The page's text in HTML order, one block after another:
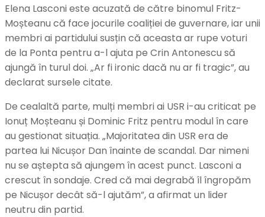
Elena Lasconi este acuzată de către binomul Fritz-
Moșteanu că face jocurile coaliției de guvernare, iar unii
membri ai partidului susțin că aceasta ar rupe voturi
de la Ponta pentru a-l ajuta pe Crin Antonescu să
ajungă în turul doi. „Ar fi ironic dacă nu ar fi tragic”, au
declarat sursele citate.
De cealaltă parte, mulți membri ai USR i-au criticat pe
Ionuț Moșteanu și Dominic Fritz pentru modul în care
au gestionat situația. „Majoritatea din USR era de
partea lui Nicușor Dan înainte de scandal. Dar nimeni
nu se aștepta să ajungem în acest punct. Lasconi a
crescut în sondaje. Cred că mai degrabă îl îngropăm
pe Nicușor decât să-l ajutăm”, a afirmat un lider
neutru din partid.